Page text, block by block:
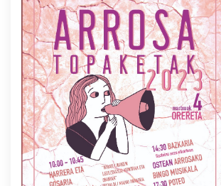
Azaroak 6 Iurretan Arrosa
sarearen IX. topaketak
2021/10/04
Berria egunkarian
elkarrizketa Arrosaren 20
urteez
2021/07/06